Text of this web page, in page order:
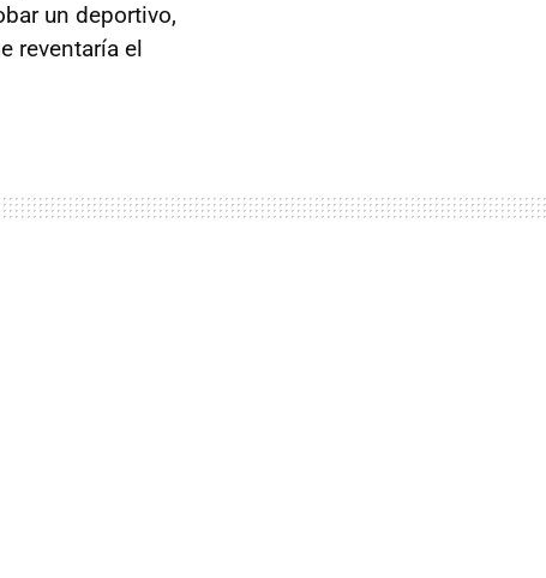
un deportivo,
reventaría el